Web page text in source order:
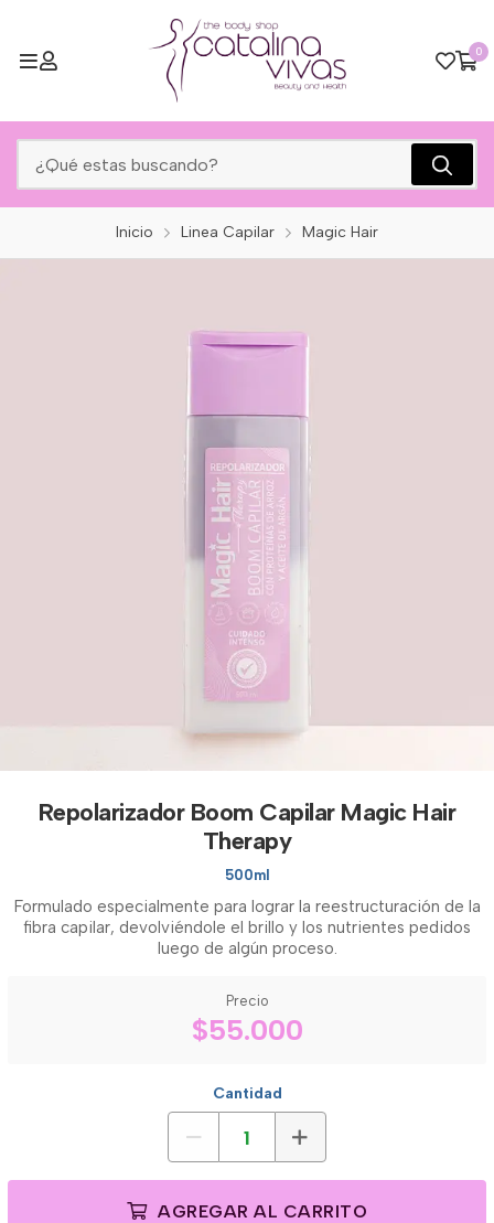
0
Inicio Linea Capilar Magic Hair
Repolarizador Boom Capilar Magic Hair
Therapy
500ml
Formulado especialmente para lograr la reestructuración de la
fibra capilar, devolviéndole el brillo y los nutrientes pedidos
luego de algún proceso.
Precio
$55.000
Cantidad
AGREGAR AL CARRITO